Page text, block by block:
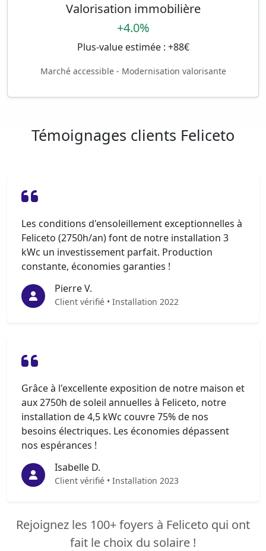
Valorisation immobilière
+4.0%
Plus-value estimée : +88€
Marché accessible - Modernisation valorisante
Témoignages clients Feliceto
Les conditions d'ensoleillement exceptionnelles à
Feliceto (2750h/an) font de notre installation 3
kWc un investissement parfait. Production
constante, économies garanties !
Pierre V.
Client vérifié • Installation 2022
Grâce à l'excellente exposition de notre maison et
aux 2750h de soleil annuelles à Feliceto, notre
installation de 4,5 kWc couvre 75% de nos
besoins électriques. Les économies dépassent
nos espérances !
Isabelle D.
Client vérifié • Installation 2023
Rejoignez les 100+ foyers à Feliceto qui ont
fait le choix du solaire !